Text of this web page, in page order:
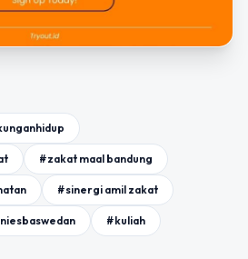
#zakat maal bandung
#sinergi amil zakat
#kuliah